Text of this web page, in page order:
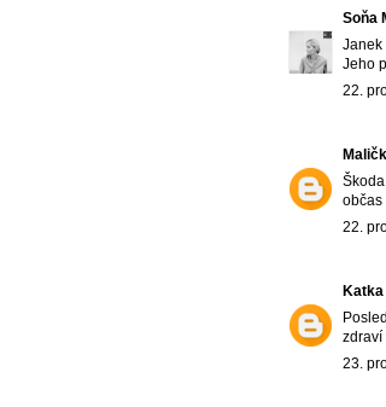
Soňa
Janek
Jeho
22.
občas
22.
Katka
zdraví
23.